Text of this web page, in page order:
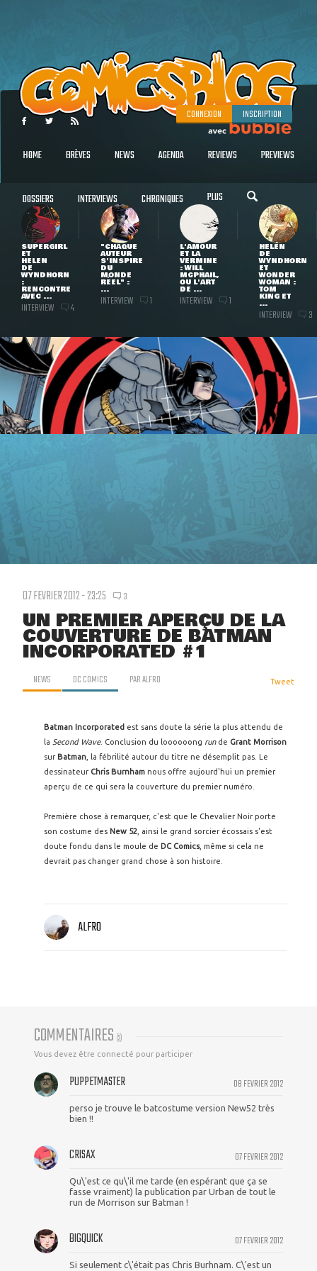
CONNEXION INSCRIPTION
HOME BRÈVES NEWS AGENDA REVIEWS PREVIEWS
DOSSIERS INTERVIEWS CHRONIQUES PLUS
SUPERGIRL
ET
HELEN
DE
WYNDHORN
:
RENCONTRE
AVEC ...
INTERVIEW 4
"CHAQUE
AUTEUR
S'INSPIRE
DU
MONDE
RÉEL" :
...
INTERVIEW 1
L'AMOUR
ET LA
VERMINE
: WILL
MCPHAIL,
OU L'ART
DE ...
INTERVIEW 1
HELEN
DE
WYNDHORN
ET
WONDER
WOMAN :
TOM
KING ET
...
INTERVIEW 3
07 FEVRIER 2012 - 23:25 3
UN PREMIER APERÇU DE LA
COUVERTURE DE BATMAN
INCORPORATED #1
NEWS DC COMICS PARALFRO Tweet
Batman Incorporated est sans doute la série la plus attendu de
la Second Wave. Conclusion du loooooong runde Grant Morrison
sur Batman , la fébrilité autour du titre ne désemplit pas. Le
dessinateurChris Burnham nous offre aujourd'hui un premier
aperçu de ce qui sera la couverture du premier numéro.
Première chose à remarquer, c'est que le Chevalier Noir porte
son costume des New 52 , ainsi le grand sorcier écossais s'est
doute fondu dans le moule de DC Comics, même si cela ne
devrait pas changer grand chose à son histoire.
ALFRO
COMMENTAIRES (3)
Vous devez être connecté pour participer
08 FEVRIER 2012
PUPPETMASTER
perso je trouve le batcostume version New52 très
bien !!
07 FEVRIER 2012
CRISAX
Qu\'est ce qu\'il me tarde (en espérant que ça se
fasse vraiment) la publication par Urban de tout le
run de Morrison sur Batman !
07 FEVRIER 2012
BIGQUICK
Si seulement c\'était pas Chris Burhnam. C\'est un